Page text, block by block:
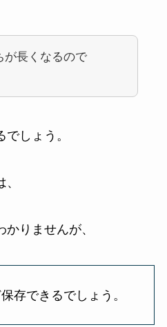
が長くなるので
しょう。
りませんが、
存できるでしょう。